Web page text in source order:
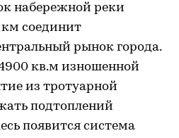
набережной реки
соединит
рынок города.
кв.м изношенной
из тротуарной
подтоплений
появится система